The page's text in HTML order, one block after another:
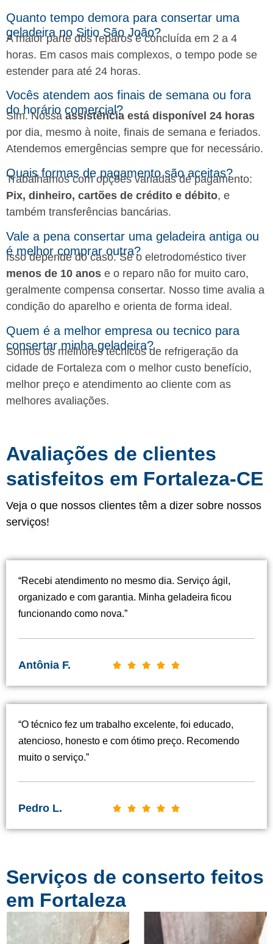
Quanto tempo demora para consertar uma
geladeira no Sitio São João?
A maior parte dos reparos é concluída em 2 a 4
horas. Em casos mais complexos, o tempo pode se
estender para até 24 horas.
Vocês atendem aos finais de semana ou fora
do horário comercial?
Sim. Nossa assistência está disponível 24 horas
por dia, mesmo à noite, finais de semana e feriados.
Atendemos emergências sempre que for necessário.
Quais formas de pagamento são aceitas?
Trabalhamos com opções variadas de pagamento:
Pix, dinheiro, cartões de crédito e débito, e
também transferências bancárias.
Vale a pena consertar uma geladeira antiga ou
é melhor comprar outra?
Isso depende do caso. Se o eletrodoméstico tiver
menos de 10 anos e o reparo não for muito caro,
geralmente compensa consertar. Nosso time avalia a
condição do aparelho e orienta de forma ideal.
Quem é a melhor empresa ou tecnico para
consertar minha geladeira?
Somos os melhores técnicos de refrigeração da
cidade de Fortaleza com o melhor custo benefício,
melhor preço e atendimento ao cliente com as
melhores avaliações.
Avaliações de clientes
satisfeitos em Fortaleza-CE
Veja o que nossos clientes têm a dizer sobre nossos
serviços!
“Recebi atendimento no mesmo dia. Serviço ágil,
organizado e com garantia. Minha geladeira ficou
funcionando como nova.”
Antônia F.     C
s
i
d
o
o
“O técnico fez um trabalho excelente, foi educado,
atencioso, honesto e com ótimo preço. Recomendo
muito o serviço.”
Pedro L.     C
s
c
Serviços de conserto feitos
em Fortaleza